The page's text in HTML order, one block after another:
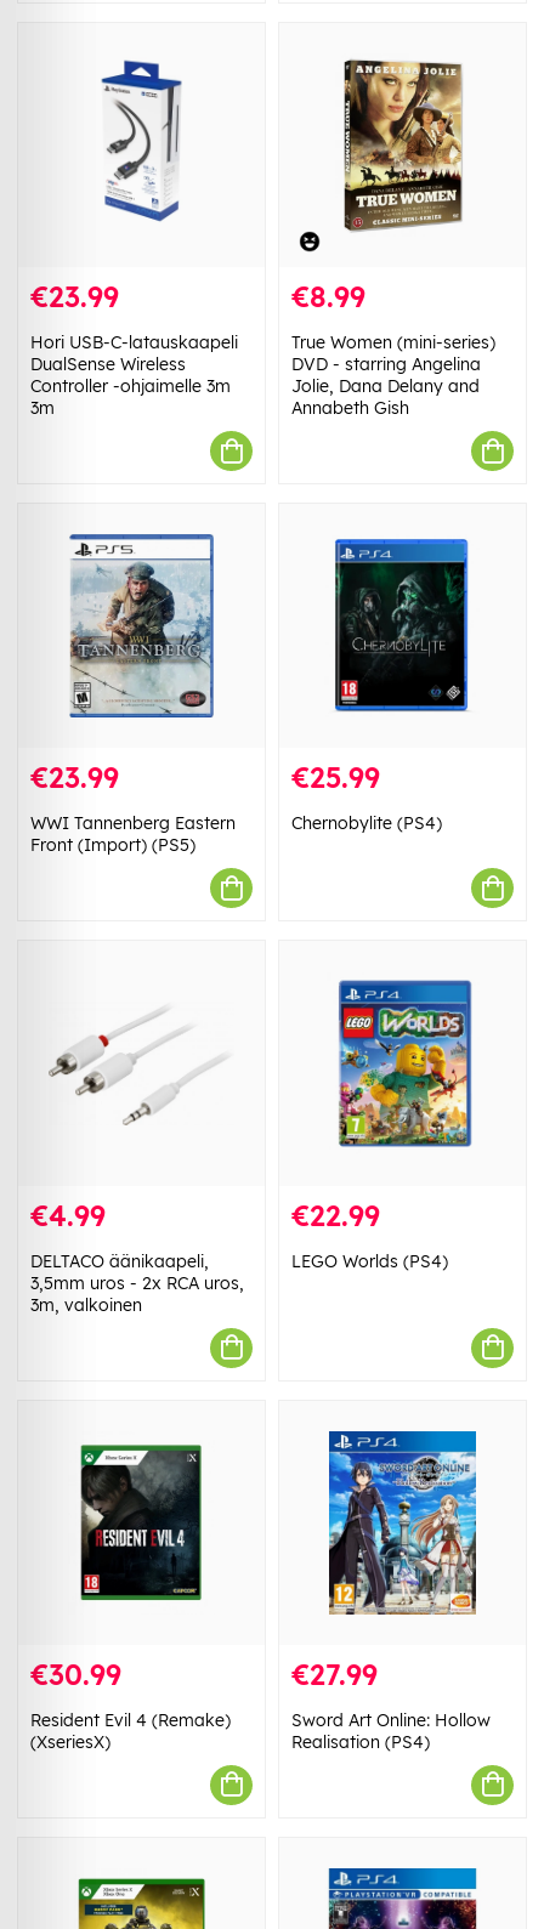
€23.99
Hori USB-C-latauskaapeli
DualSense Wireless
Controller -ohjaimelle 3m
3m
€8.99
True Women (mini-series)
DVD - starring Angelina
Jolie, Dana Delany and
Annabeth Gish
€23.99
WWI Tannenberg Eastern
Front (Import) (PS5)
€25.99
Chernobylite (PS4)
€4.99
DELTACO äänikaapeli,
3,5mm uros - 2x RCA uros,
3m, valkoinen
€22.99
LEGO Worlds (PS4)
€30.99
Resident Evil 4 (Remake)
(XseriesX)
€27.99
Sword Art Online: Hollow
Realisation (PS4)